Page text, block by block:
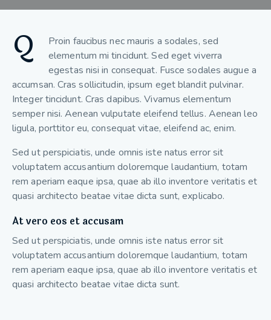
Q
Proin faucibus nec mauris a sodales, sed
elementum mi tincidunt. Sed eget viverra
egestas nisi in consequat. Fusce sodales augue a
accumsan. Cras sollicitudin, ipsum eget blandit pulvinar.
Integer tincidunt. Cras dapibus. Vivamus elementum
semper nisi. Aenean vulputate eleifend tellus. Aenean leo
ligula, porttitor eu, consequat vitae, eleifend ac, enim.
Sed ut perspiciatis, unde omnis iste natus error sit
voluptatem accusantium doloremque laudantium, totam
rem aperiam eaque ipsa, quae ab illo inventore veritatis et
quasi architecto beatae vitae dicta sunt, explicabo.
At vero eos et accusam
Sed ut perspiciatis, unde omnis iste natus error sit
voluptatem accusantium doloremque laudantium, totam
rem aperiam eaque ipsa, quae ab illo inventore veritatis et
quasi architecto beatae vitae dicta sunt.